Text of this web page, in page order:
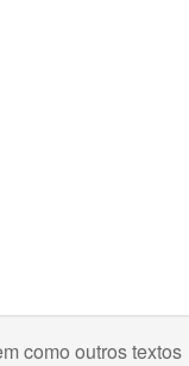
como outros textos